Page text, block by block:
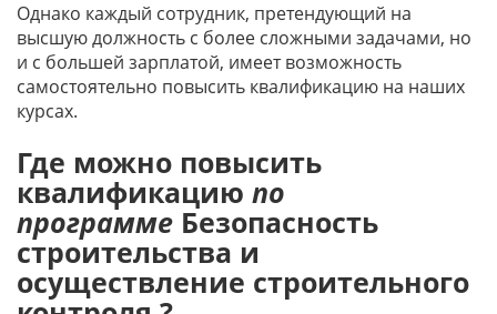
Однако каждый сотрудник, претендующий на
высшую должность с более сложными задачами, но
и с большей зарплатой, имеет возможность
самостоятельно повысить квалификацию на наших
курсах.
Где можно повысить
квалификацию по
программе Безопасность
строительства и
осуществление строительного